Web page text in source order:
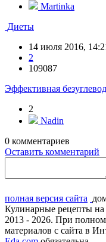
Martinka
Диеты
14 июля 2016,
2
109087
Эффективная
2
Nadin
0 комментариев
Оставить комментарий
полная версия сайта
Кулинарные рецепты на
2013 - 2026. При
материалов с сайта в